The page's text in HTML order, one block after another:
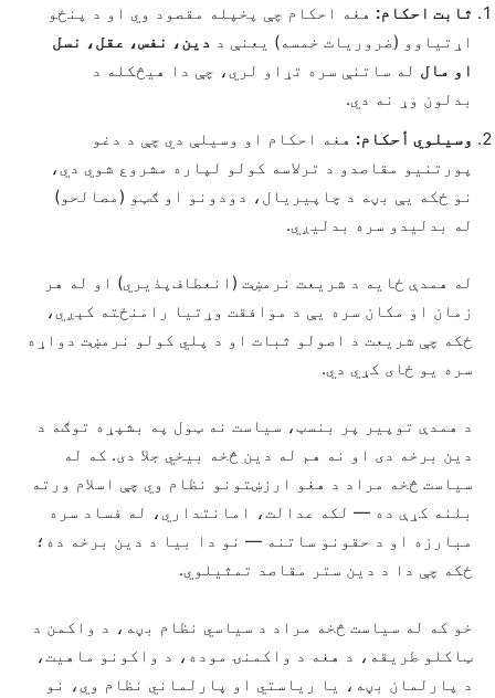
ثابت احکام: هغه احکام چې پخپله مقصود وي او د پنځو
اړتیاوو (ضروریات خمسه) یعنې د دین، نفس، عقل، نسل
او مال له ساتنې سره تړاو لري، چې دا هیڅکله د
بدلون وړ نه دي.
وسیلوي أحکام: هغه احکام او وسیلې دي چې د دغو
پورتنیو مقاصدو د ترلاسه کولو لپاره مشروع شوي دي،
نو ځکه یې بڼه د چاپیریال، دودونو او ګټو (مصالحو)
له بدلیدو سره بدلیږي.
له همدې ځایه د شریعت نرمښت (انعطاف‌پذیري) او له هر
زمان او مکان سره يې د موافقت وړتیا رامنځته کېږي،
ځکه چې شریعت د اصولو ثبات او د پلي کولو نرمښت دواړه
سره یو ځای کړي دي.
د همدې توپیر پر بنسټ، سیاست نه ټول په بشپړه توګه د
دین برخه دی او نه هم له دین څخه بیخي جلا دی. که له
سیاست څخه مراد د هغو ارزښتونو نظام وي چې اسلام ورته
بلنه کړې ده — لکه عدالت، امانتداري، له فساد سره
مبارزه او د حقونو ساتنه — نو دا بیا د دین برخه ده؛
ځکه چې دا د دین ستر مقاصد تمثیلوي.
خو که له سیاست څخه مراد د سیاسي نظام بڼه، د واکمن د
ټاکلو طریقه، د هغه د واکمنۍ موده، د واکونو ماهیت،
د پارلمان بڼه، یا ریاستي او پارلماني نظام وي، نو